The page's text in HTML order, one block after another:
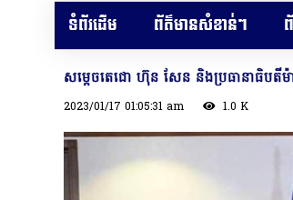
ទំព័រដើម ព័ត៌មានសំខាន់ៗ
សម្ដេច​តេ​ជោ ហ៊ុន សែន និង​ប្រធានាធិបតី​
2023/01/17 01:05:31 am 1.0 K